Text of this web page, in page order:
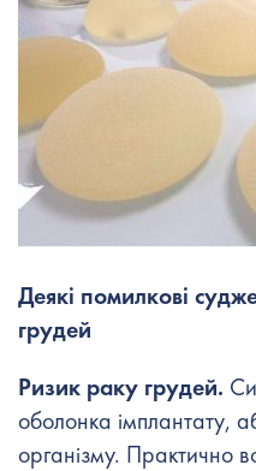
Деякі помилкові
грудей
Ризик раку грудей.
оболонка імплантату,
організму. Практично